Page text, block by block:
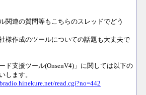
関連の質問等もこちらのスレッドでどう
様作成のツールについての話題も大丈夫で
ド支援ツール(OnsenV4)」に関しては以下の
します。
read.cgi?no=442